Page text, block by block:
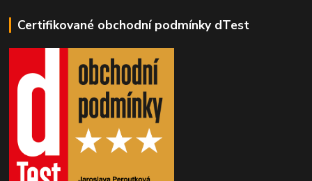
Certifikované obchodní podmínky dTest